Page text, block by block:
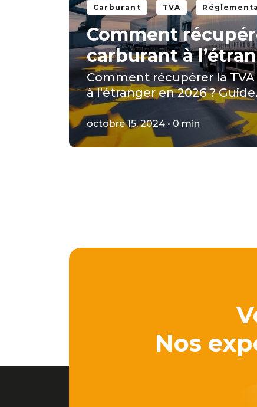
Carburant TVA
Comment
carburant à
Comment récupérer la
à l'étranger en 2026 ?
octobre 15, 2024 • 0 min
Nos